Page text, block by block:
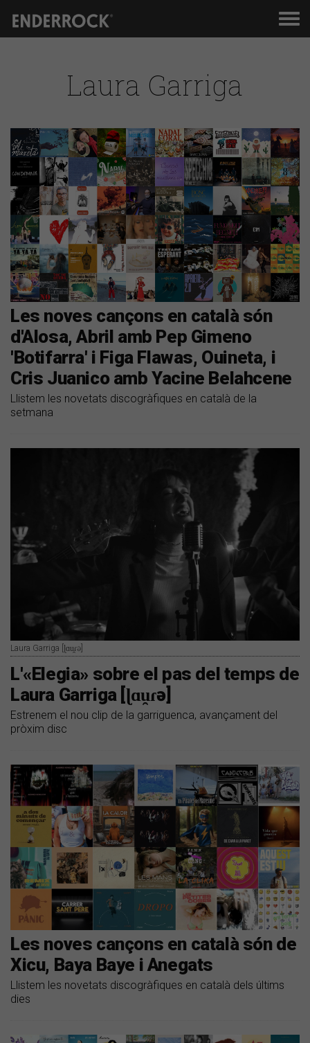
Laura Garriga
Les noves cançons en català són
d'Alosa, Abril amb Pep Gimeno
'Botifarra' i Figa Flawas, Ouineta, i
Cris Juanico amb Yacine Belahcene
Llistem les novetats discogràfiques en català de la
setmana
Laura Garriga [ɭɑu̯ɾə]
L'«Elegia» sobre el pas del temps de
Laura Garriga [ɭɑu̯ɾə]
Estrenem el nou clip de la garriguenca, avançament del
pròxim disc
Les noves cançons en català són de
Xicu, Baya Baye i Anegats
Llistem les novetats discogràfiques en català dels últims
dies